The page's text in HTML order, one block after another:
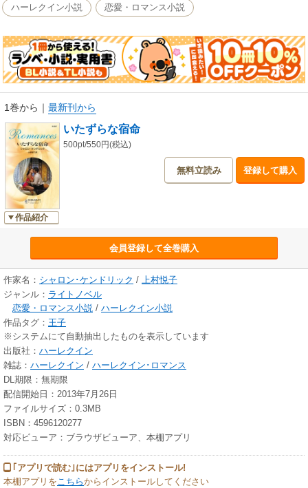
計画を思いついた。ダリアンと接触し、彼がどんな人物かこの目で確かめ
よう。彼に悪意がないとわかれば、カリムたちに報告ができる。ララはさ
っそく行動に移った。
ハーレクイン小説 恋愛・ロマンス小説
1巻から ｜ 最新刊から
作品紹介
いたずらな宿命
500pt/550円(税込)
無料立読み 登録して購入
会員登録して全巻購入
作家名： シャロン･ケンドリック /
上村悦子
ジャンル： ライトノベル
恋愛・ロマンス小説 / ハーレクイン小説
作品タグ： 王子
※システムにて自動抽出したものを表示しています
出版社： ハーレクイン
雑誌： ハーレクイン / ハーレクイン･ロマンス
DL期限：無期限
配信開始日：2013年7月26日
ファイルサイズ：0.3MB
ISBN：4596120277
対応ビューア：ブラウザビューア、本棚アプリ
｢アプリで読む｣にはアプリをインストール!
本棚アプリを こちらからインストールしてください